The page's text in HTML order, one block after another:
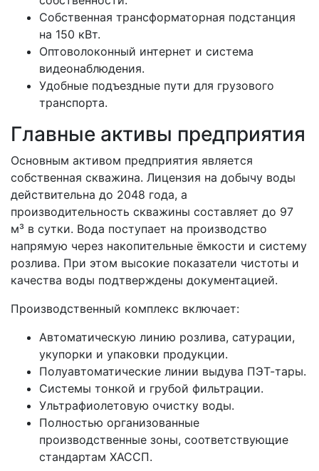
Собственная трансформаторная подстанция
на 150 кВт.
Оптоволоконный интернет и система
видеонаблюдения.
Удобные подъездные пути для грузового
транспорта.
Главные активы предприятия
Основным активом предприятия является
собственная скважина. Лицензия на добычу воды
действительна до 2048 года, а
производительность скважины составляет до 97
м³ в сутки. Вода поступает на производство
напрямую через накопительные ёмкости и систему
розлива. При этом высокие показатели чистоты и
качества воды подтверждены документацией.
Производственный комплекс включает:
Автоматическую линию розлива, сатурации,
укупорки и упаковки продукции.
Полуавтоматические линии выдува ПЭТ-тары.
Системы тонкой и грубой фильтрации.
Ультрафиолетовую очистку воды.
Полностью организованные
производственные зоны, соответствующие
стандартам ХАССП.